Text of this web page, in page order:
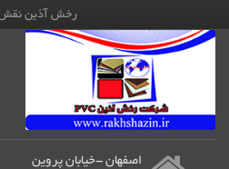
رخش آذین نقش
اصفهان -خیابان پروین